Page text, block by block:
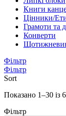
Книги
Цінники/
Грамоти та
Конверти
Фільтр
Фільтр
Sort
Показано 1–30 із
Фільтр